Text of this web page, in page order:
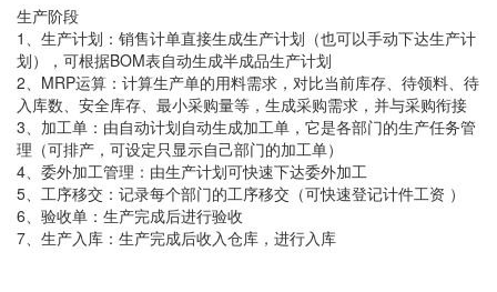
生产阶段
1、生产计划：销售计单直接生成生产计划（也可以手动下达生产计
划），可根据BOM表自动生成半成品生产计划
2、MRP运算：计算生产单的用料需求，对比当前库存、待领料、待
入库数、安全库存、最小采购量等，生成采购需求，并与采购衔接
3、加工单：由自动计划自动生成加工单，它是各部门的生产任务管
理（可排产，可设定只显示自己部门的加工单）
4、委外加工管理：由生产计划可快速下达委外加工
5、工序移交：记录每个部门的工序移交（可快速登记计件工资 ）
6、验收单：生产完成后进行验收
7、生产入库：生产完成后收入仓库，进行入库